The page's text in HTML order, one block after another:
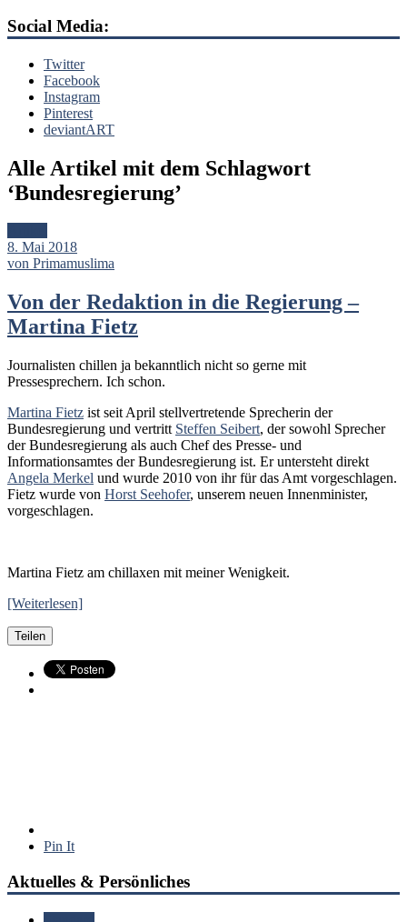
Social Media:
Twitter
Facebook
Instagram
Pinterest
deviantART
Alle Artikel mit dem Schlagwort
‘Bundesregierung’
8. Mai 2018
von Primamuslima
Von der Redaktion in die Regierung –
Martina Fietz
Journalisten chillen ja bekanntlich nicht so gerne mit
Pressesprechern. Ich schon.
Martina Fietz ist seit April stellvertretende Sprecherin der
Bundesregierung und vertritt Steffen Seibert, der sowohl Sprecher
der Bundesregierung als auch Chef des Presse- und
Informationsamtes der Bundesregierung ist. Er untersteht direkt
Angela Merkel und wurde 2010 von ihr für das Amt vorgeschlagen.
Fietz wurde von Horst Seehofer, unserem neuen Innenminister,
vorgeschlagen.
Martina Fietz am chillaxen mit meiner Wenigkeit.
[Weiterlesen]
Teilen
Pin It
Aktuelles & Persönliches